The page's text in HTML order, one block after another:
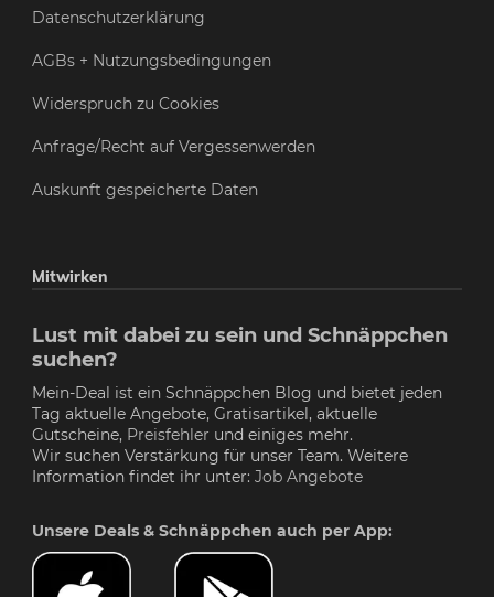
Datenschutzerklärung
AGBs + Nutzungsbedingungen
Widerspruch zu Cookies
Anfrage/Recht auf Vergessenwerden
Auskunft gespeicherte Daten
Mitwirken
Lust mit dabei zu sein und Schnäppchen
suchen?
Mein-Deal ist ein Schnäppchen Blog und bietet jeden
Tag aktuelle Angebote, Gratisartikel, aktuelle
Gutscheine, Preisfehler und einiges mehr.
Wir suchen Verstärkung für unser Team. Weitere
Information findet ihr unter: Job Angebote
Unsere Deals & Schnäppchen auch per App: